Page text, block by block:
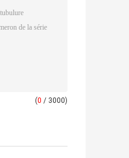
(0 / 3000)